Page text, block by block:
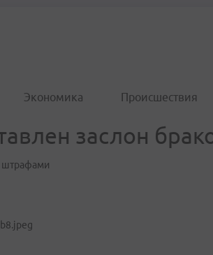
Экономика Происшествия
заслон
штрафами